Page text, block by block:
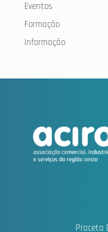
Eventos
Formação
Informação
Praceta